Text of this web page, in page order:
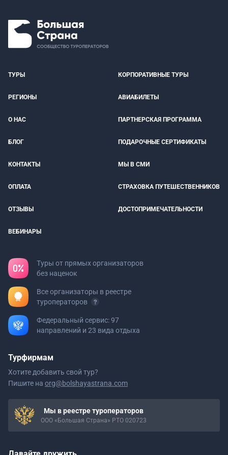
ТУРЫ КОРПОРАТИВНЫЕ ТУРЫ
РЕГИОНЫ АВИАБИЛЕТЫ
О НАС ПАРТНЕРСКАЯ ПРОГРАММА
БЛОГ ПОДАРОЧНЫЕ СЕРТИФИКАТЫ
КОНТАКТЫ МЫ В СМИ
ОПЛАТА СТРАХОВКА ПУТЕШЕСТВЕННИКОВ
ОТЗЫВЫ ДОСТОПРИМЕЧАТЕЛЬНОСТИ
ВЕБИНАРЫ
Туры от прямых организаторов
без наценок
Все организаторы в реестре
туроператоров
Федеральный сервис: 97
направлений и 23 вида отдыха
Турфирмам
Хотите добавить свой тур?
Пишите на org@bolshayastrana.com
Мы в реестре туроператоров
ООО «Большая Страна» РТО 020723